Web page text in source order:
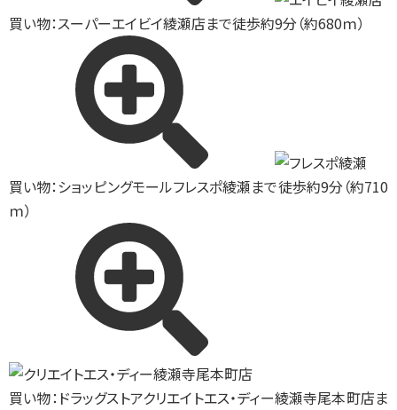
買い物：スーパーエイビイ綾瀬店まで徒歩約9分（約680ｍ）
買い物：ショッピングモールフレスポ綾瀬まで徒歩約9分（約710
ｍ）
買い物：ドラッグストアクリエイトエス・ディー綾瀬寺尾本町店ま